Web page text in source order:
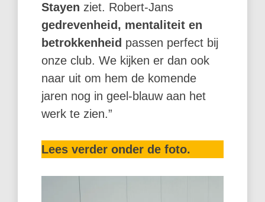
Stayen ziet. Robert-Jans
gedrevenheid, mentaliteit en
betrokkenheid passen perfect bij
onze club. We kijken er dan ook
naar uit om hem de komende
jaren nog in geel-blauw aan het
werk te zien.”
Lees verder onder de foto.